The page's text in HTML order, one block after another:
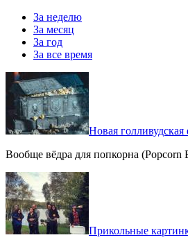
За неделю
За месяц
За год
За все время
Новая
Вообще вёдра для попкорна (Popcorn
Прикольные